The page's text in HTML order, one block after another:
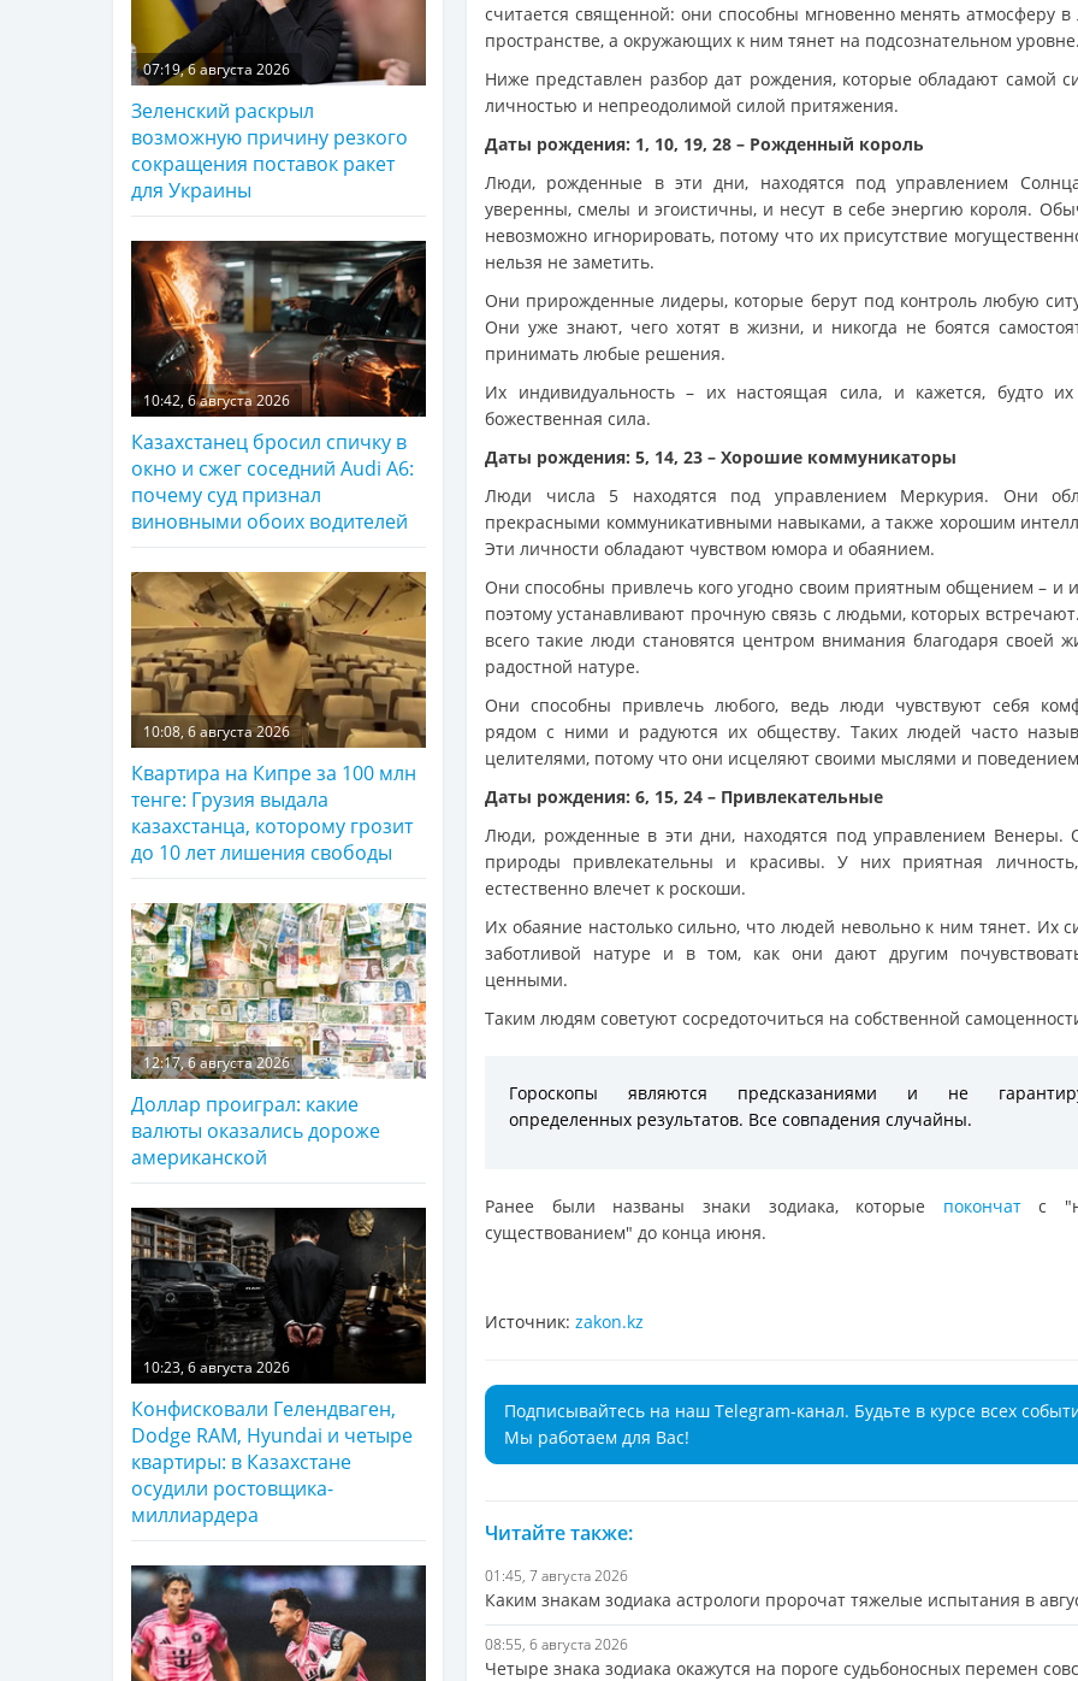
считается священной: они способны мгновенно менять атмосферу
пространстве, а окружающих к ним тянет на подсознательном
Ниже представлен разбор дат рождения, которые обладают самой
личностью и непреодолимой силой притяжения.
Даты рождения: 1, 10, 19, 28 – Рожденный король
Люди, рожденные в эти дни, находятся под управлением
уверенны, смелы и эгоистичны, и несут в себе энергию короля.
невозможно игнорировать, потому что их присутствие
нельзя не заметить.
Они прирожденные лидеры, которые берут под контроль любую
Они уже знают, чего хотят в жизни, и никогда не боятся
принимать любые решения.
Их индивидуальность – их настоящая сила, и кажется, будто их
божественная сила.
Даты рождения: 5, 14, 23 – Хорошие коммуникаторы
Люди числа 5 находятся под управлением Меркурия. Они
прекрасными коммуникативными навыками, а также хорошим
Эти личности обладают чувством юмора и обаянием.
Они способны привлечь кого угодно своим приятным общением – и
поэтому устанавливают прочную связь с людьми, которых
всего такие люди становятся центром внимания благодаря своей
радостной натуре.
Они способны привлечь любого, ведь люди чувствуют себя
рядом с ними и радуются их обществу. Таких людей часто
целителями, потому что они исцеляют своими мыслями и
Даты рождения: 6, 15, 24 – Привлекательные
Люди, рожденные в эти дни, находятся под управлением Венеры.
природы привлекательны и красивы. У них приятная
естественно влечет к роскоши.
Их обаяние настолько сильно, что людей невольно к ним тянет. Их
заботливой натуре и в том, как они дают другим
ценными.
Таким людям советуют сосредоточиться на собственной
Гороскопы являются предсказаниями и не
определенных результатов. Все совпадения случайны.
Ранее были названы знаки зодиака, которые покончатс
существованием" до конца июня.
Источник: zakon.kz
Подписывайтесь на наш Telegram-канал. Будьте в курсе всех
Мы работаем для Вас!
Читайте также:
01:45, 7 августа 2026
Каким знакам зодиака астрологи пророчат тяжелые испытания в
08:55, 6 августа 2026
Четыре знака зодиака окажутся на пороге судьбоносных перемен
07:19, 6 августа 2026
Зеленский раскрыл
возможную причину резкого
сокращения поставок ракет
для Украины
10:42, 6 августа 2026
Казахстанец бросил спичку в
окно и сжег соседний Audi A6:
почему суд признал
виновными обоих водителей
10:08, 6 августа 2026
Квартира на Кипре за 100 млн
тенге: Грузия выдала
казахстанца, которому грозит
до 10 лет лишения свободы
12:17, 6 августа 2026
Доллар проиграл: какие
валюты оказались дороже
американской
10:23, 6 августа 2026
Конфисковали Гелендваген,
Dodge RAM, Hyundai и четыре
квартиры: в Казахстане
осудили ростовщика-
миллиардера